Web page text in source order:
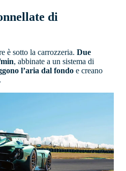
di
è sotto la carrozzeria. Due
, abbinate a un sistema di
l’aria dal fondo e creano